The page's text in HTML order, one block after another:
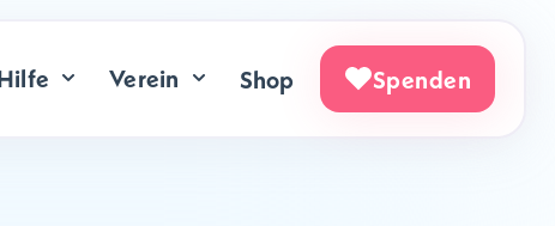
Verein Shop Spenden